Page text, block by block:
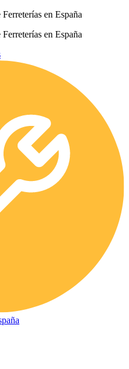
en España
en España